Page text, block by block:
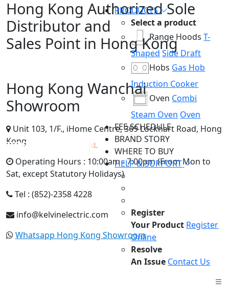
PRODUCTS
Select a product
Range HoodsT-
Shaped Side Draft
Hobs Gas Hob
Induction Cooker
Oven Combi
Steam Oven Oven
FEE SCHEDULE
BRAND STORY
WHERE TO BUY
HELP & SUPPORT
Register
Your Product Register
Online
Resolve
An Issue Contact Us
Hong Kong Authorized Sole
Distributor and
Sales Point in Hong Kong
Hong Kong Wanchai
Showroom
Unit 103, 1/F., iHome Centre, 369 Lockhart Road, Hong
Kong
Operating Hours : 10:00am - 7:00pm (From Mon to
Sat, except Statutory Holidays)
Tel : (852)-2358 4228
info@kelvinelectric.com
Whatsapp Hong Kong Showroom